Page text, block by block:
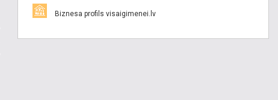
Biznesa profils visaigimenei.lv